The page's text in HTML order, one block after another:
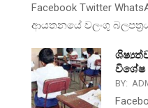
Facebook Twitter
ආයතනයේ වලංගු
BY: